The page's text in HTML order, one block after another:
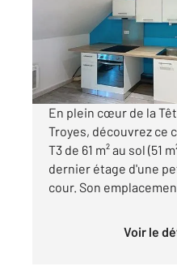
Appartement F3
570 €
par mois charges
En plein cœur de la
Troyes, découvrez ce
T3 de 61 m² au sol (51
dernier étage d'une
cour. Son
Voir le